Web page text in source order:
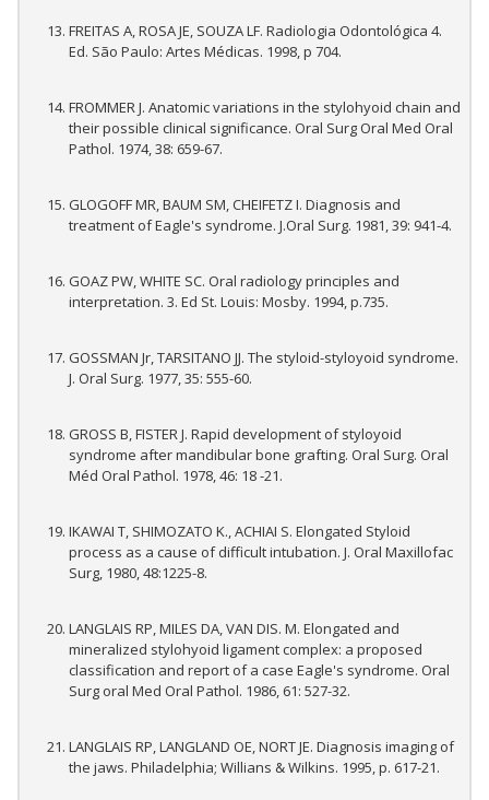
FREITAS A, ROSA JE, SOUZA LF. Radiologia Odontológica 4.
Ed. São Paulo: Artes Médicas. 1998, p 704.
FROMMER J. Anatomic variations in the stylohyoid chain and
their possible clinical significance. Oral Surg Oral Med Oral
Pathol. 1974, 38: 659-67.
GLOGOFF MR, BAUM SM, CHEIFETZ I. Diagnosis and
treatment of Eagle's syndrome. J.Oral Surg. 1981, 39: 941-4.
GOAZ PW, WHITE SC. Oral radiology principles and
interpretation. 3. Ed St. Louis: Mosby. 1994, p.735.
GOSSMAN Jr, TARSITANO JJ. The styloid-styloyoid syndrome.
J. Oral Surg. 1977, 35: 555-60.
GROSS B, FISTER J. Rapid development of styloyoid
syndrome after mandibular bone grafting. Oral Surg. Oral
Méd Oral Pathol. 1978, 46: 18 -21.
IKAWAI T, SHIMOZATO K., ACHIAI S. Elongated Styloid
process as a cause of difficult intubation. J. Oral Maxillofac
Surg, 1980, 48:1225-8.
LANGLAIS RP, MILES DA, VAN DIS. M. Elongated and
mineralized stylohyoid ligament complex: a proposed
classification and report of a case Eagle's syndrome. Oral
Surg oral Med Oral Pathol. 1986, 61: 527-32.
LANGLAIS RP, LANGLAND OE, NORT JE. Diagnosis imaging of
the jaws. Philadelphia; Willians & Wilkins. 1995, p. 617-21.